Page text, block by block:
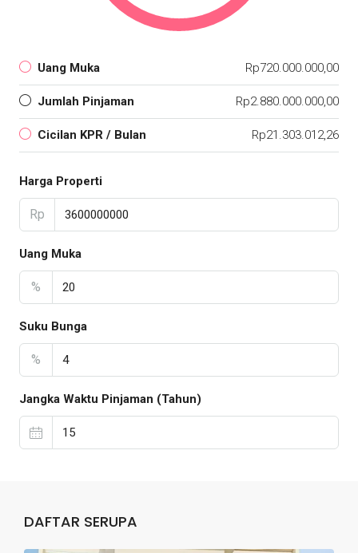
Uang Muka Rp720.000.000,00
Jumlah Pinjaman Rp2.880.000.000,00
Cicilan KPR / Bulan Rp21.303.012,26
Harga Properti
Rp
Uang Muka
%
Suku Bunga
%
Jangka Waktu Pinjaman (Tahun)
DAFTAR SERUPA